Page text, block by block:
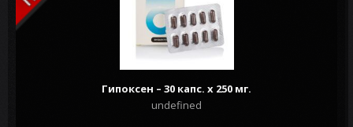
Гипоксен – 30 капс. х 250 мг.
undefined